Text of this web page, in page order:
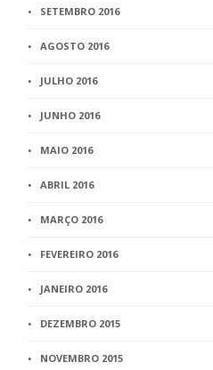
SETEMBRO 2016
AGOSTO 2016
JULHO 2016
JUNHO 2016
MAIO 2016
ABRIL 2016
MARÇO 2016
FEVEREIRO 2016
JANEIRO 2016
DEZEMBRO 2015
NOVEMBRO 2015